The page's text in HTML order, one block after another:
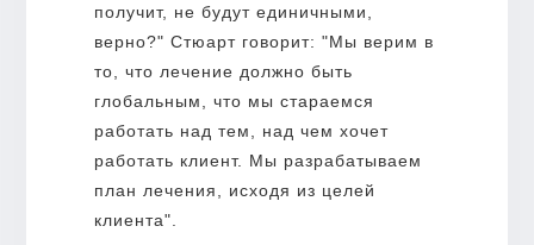
получит, не будут единичными,
верно?" Стюарт говорит: "Мы верим в
то, что лечение должно быть
глобальным, что мы стараемся
работать над тем, над чем хочет
работать клиент. Мы разрабатываем
план лечения, исходя из целей
клиента".